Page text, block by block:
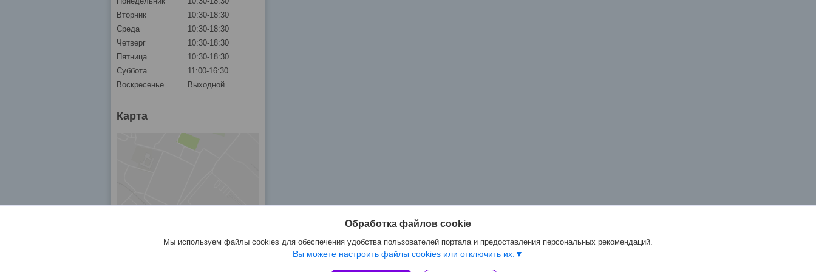
Вторник
10:30-18:30
Среда
10:30-18:30
Четверг
10:30-18:30
Пятница
10:30-18:30
Суббота
11:00-16:30
Воскресенье
Выходной
Карта
Обработка файлов cookie
Мы используем файлы cookies для обеспечения удобства пользователей портала и предоставления персональных рекомендаций.
Вы можете настроить файлы cookies или отключить их.